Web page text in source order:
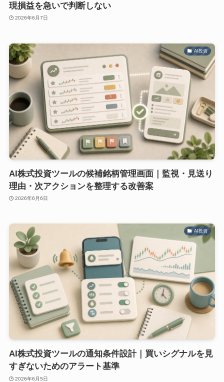
現損益を急いで判断しない
2026年6月7日
AI投資
AI株式投資ツールの候補銘柄管理画面｜監視・見送り
理由・次アクションを整理する改善案
2026年6月6日
AI投資
AI株式投資ツールの通知条件設計｜買いシグナルを見
すぎないためのアラート基準
2026年6月5日